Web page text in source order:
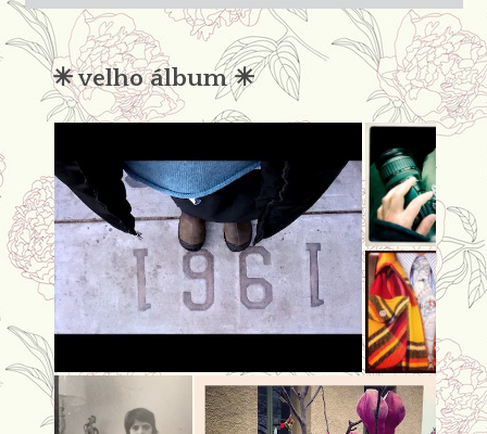
condena
✳︎ velho álbum ✳︎